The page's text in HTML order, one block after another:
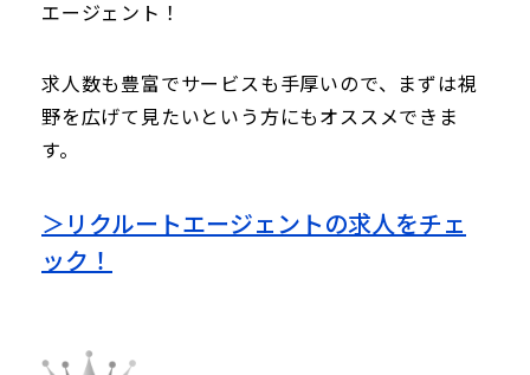
エージェント！
求人数も豊富でサービスも手厚いので、まずは視
野を広げて見たいという方にもオススメできま
す。
＞リクルートエージェントの求人をチェ
ック！